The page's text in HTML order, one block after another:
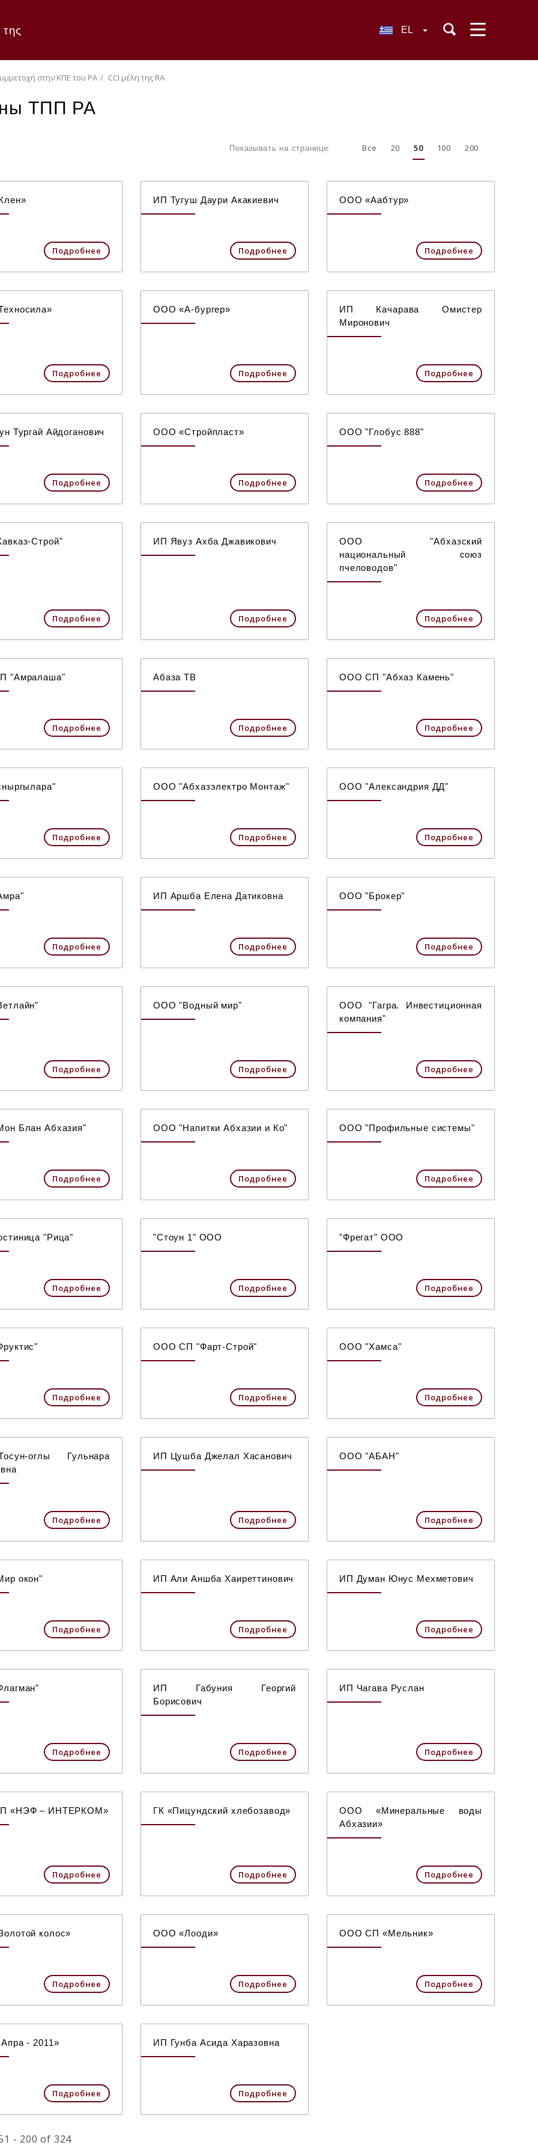
EL
στην ΚΠΕ του ΡΑ CCI μέλη της RA
ТПП РА
Показывать на странице: Все 20 50 100 200
Подробнее
ИП Тугуш Даури Акакиевич
Подробнее
ООО «Аабтур»
Подробнее
Подробнее
ООО «А-бургер»
Подробнее
ИП Качарава Омистер
Миронович
Подробнее
Тургай Айдоганович
Подробнее
ООО «Стройпласт»
Подробнее
ООО "Глобус 888"
Подробнее
Строй"
Подробнее
ИП Явуз Ахба Джавикович
Подробнее
ООО "Абхазский
национальный союз
пчеловодов"
Подробнее
"Амралаша"
Подробнее
Абаза ТВ
Подробнее
ООО СП "Абхаз Камень"
Подробнее
Подробнее
ООО "Абхазэлектро Монтаж"
Подробнее
ООО "Александрия ДД"
Подробнее
Подробнее
ИП Аршба Елена Датиковна
Подробнее
ООО "Брокер"
Подробнее
Подробнее
ООО "Водный мир"
Подробнее
ООО "Гагра. Инвестиционная
компания"
Подробнее
Блан Абхазия"
Подробнее
ООО "Напитки Абхазии и Ко"
Подробнее
ООО "Профильные системы"
Подробнее
"Рица"
Подробнее
"Стоун 1" ООО
Подробнее
"Фрегат" ООО
Подробнее
Подробнее
ООО СП "Фарт-Строй"
Подробнее
ООО "Хамса"
Подробнее
оглы Гульнара
Подробнее
ИП Цушба Джелал Хасанович
Подробнее
ООО "АБАН"
Подробнее
окон"
Подробнее
ИП Али Аншба Хаиреттинович
Подробнее
ИП Думан Юнус Мехметович
Подробнее
Подробнее
ИП Габуния Георгий
Борисович
Подробнее
ИП Чагава Руслан
Подробнее
«НЭФ – ИНТЕРКОМ»
Подробнее
ГК «Пицундский хлебозавод»
Подробнее
ООО «Минеральные воды
Абхазии»
Подробнее
колос»
Подробнее
ООО «Лооди»
Подробнее
ООО СП «Мельник»
Подробнее
- 2011»
Подробнее
ИП Гунба Асида Харазовна
Подробнее
- 200 of 324